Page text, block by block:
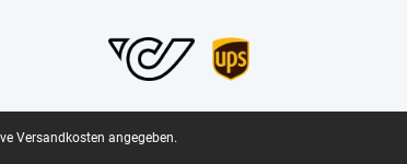
Versandkosten angegeben.